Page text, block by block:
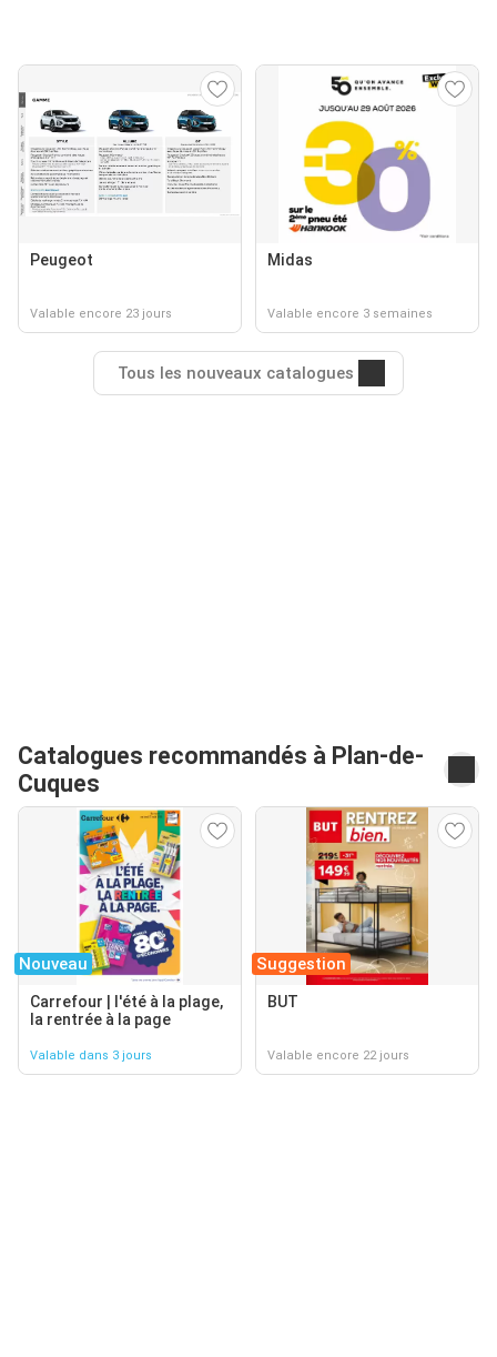
Peugeot
Valable encore 23 jours
Midas
Valable encore 3 semaines
Tous les nouveaux catalogues
Catalogues recommandés à Plan-de-
Cuques
Nouveau
Carrefour | l'été à la plage,
la rentrée à la page
Valable dans 3 jours
Suggestion
BUT
Valable encore 22 jours